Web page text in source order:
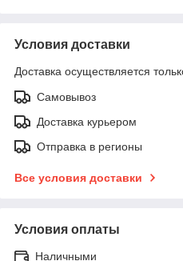
Условия доставки
Доставка осуществляется
Самовывоз
Доставка курьером
Отправка в регионы
Все условия доставки
Условия оплаты
Наличными